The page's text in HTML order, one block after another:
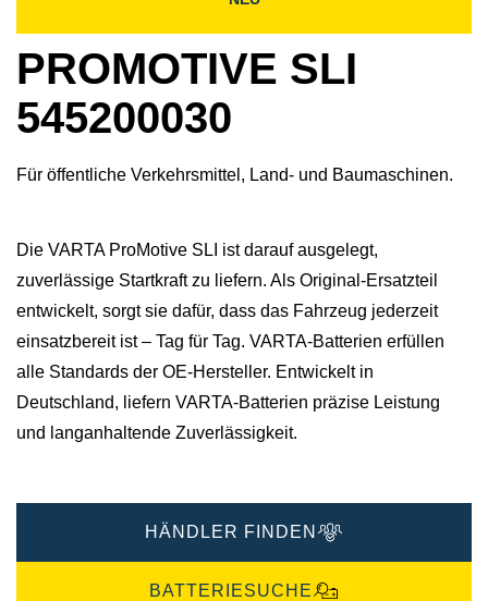
PROMOTIVE SLI
545200030
Für öffentliche Verkehrsmittel, Land- und Baumaschinen.
Die VARTA ProMotive SLI ist darauf ausgelegt,
zuverlässige Startkraft zu liefern. Als Original-Ersatzteil
entwickelt, sorgt sie dafür, dass das Fahrzeug jederzeit
einsatzbereit ist – Tag für Tag. VARTA-Batterien erfüllen
alle Standards der OE-Hersteller. Entwickelt in
Deutschland, liefern VARTA-Batterien präzise Leistung
und langanhaltende Zuverlässigkeit.
HÄNDLER FINDEN
BATTERIESUCHE